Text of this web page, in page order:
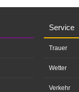
Service
Trauer
Wetter
Verkehr